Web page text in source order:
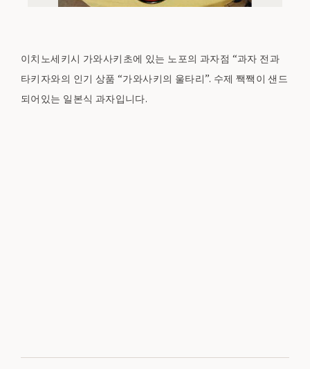
이치노세키시 가와사키초에 있는 노포의 과자점 “과자 전과
타키자와의 인기 상품 “가와사키의 울타리”. 수제 짹짹이 샌드
되어있는 일본식 과자입니다.